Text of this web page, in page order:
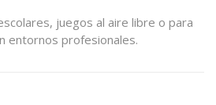
juegos al aire libre o para
entornos profesionales.